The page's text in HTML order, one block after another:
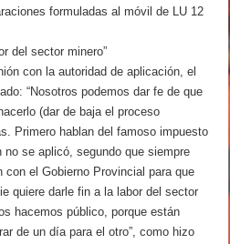
formuladas al móvil de LU 12
del sector minero”
con la autoridad de aplicación, el
“Nosotros podemos dar fe de que
(dar de baja el proceso
Primero hablan del famoso impuesto
no se aplicó, segundo que siempre
con el Gobierno Provincial para que
quiere darle fin a la labor del sector
hacemos público, porque están
de un día para el otro”, como hizo